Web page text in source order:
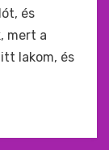
és
mert a
lakom, és